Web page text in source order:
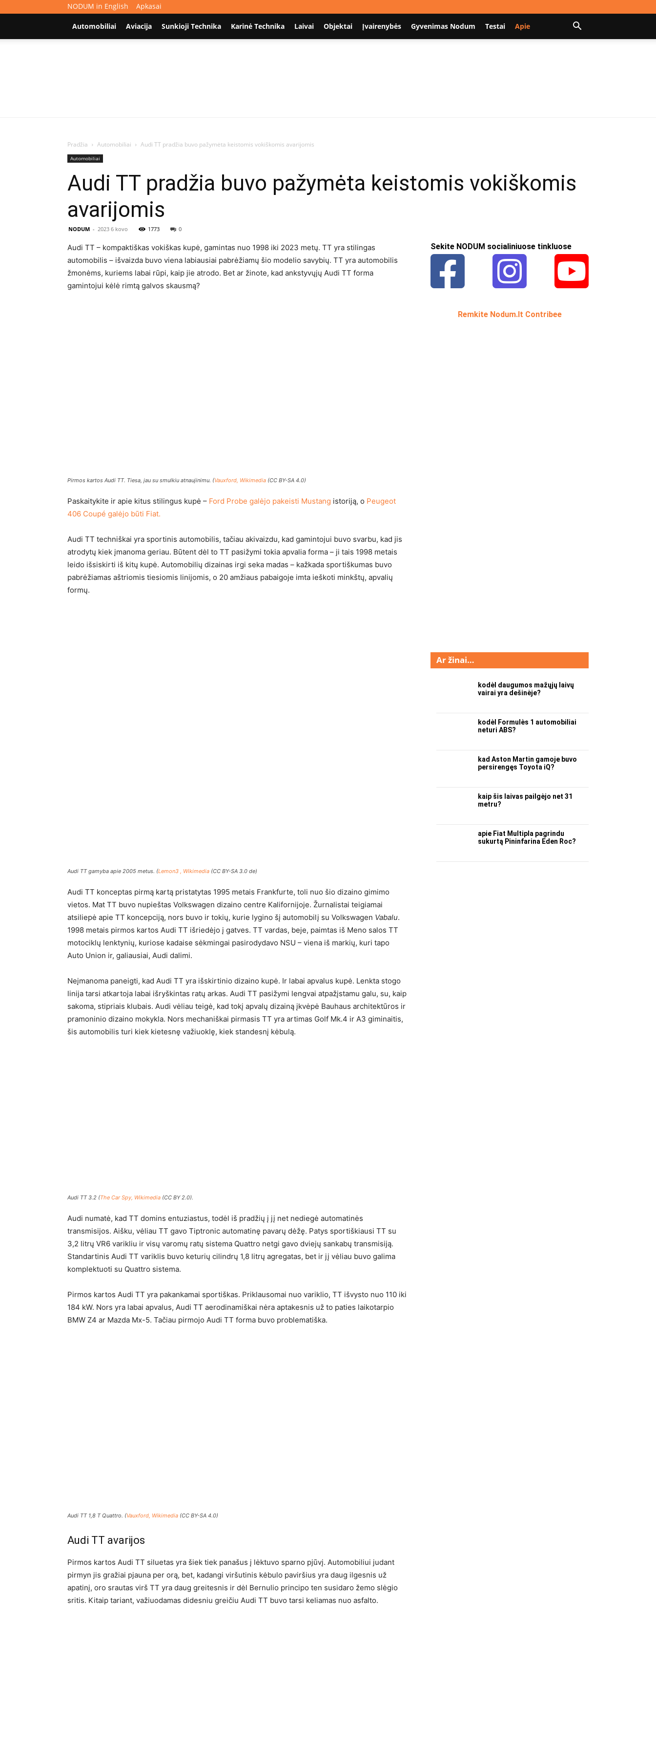
NODUM in English Apkasai
Automobiliai Aviacija Sunkioji Technika Karinė Technika Laivai Objektai Įvairenybės Gyvenimas Nodum Testai Apie
Pradžia Automobiliai Audi TT pradžia buvo pažymėta keistomis vokiškomis avarijomis
Automobiliai
Audi TT pradžia buvo pažymėta keistomis vokiškomis
avarijomis
NODUM - 2023 6 kovo 1773 0
Audi TT – kompaktiškas vokiškas kupė, gamintas nuo 1998 iki 2023 metų. TT yra stilingas
automobilis – išvaizda buvo viena labiausiai pabrėžiamų šio modelio savybių. TT yra automobilis
žmonėms, kuriems labai rūpi, kaip jie atrodo. Bet ar žinote, kad ankstyvųjų Audi TT forma
gamintojui kėlė rimtą galvos skausmą?
Pirmos kartos Audi TT. Tiesa, jau su smulkiu atnaujinimu. (Vauxford, Wikimedia (CC BY-SA 4.0)
Paskaitykite ir apie kitus stilingus kupė – Ford Probe galėjo pakeisti Mustang istoriją, o Peugeot
406 Coupé galėjo būti Fiat.
Audi TT techniškai yra sportinis automobilis, tačiau akivaizdu, kad gamintojui buvo svarbu, kad jis
atrodytų kiek įmanoma geriau. Būtent dėl to TT pasižymi tokia apvalia forma – ji tais 1998 metais
leido išsiskirti iš kitų kupė. Automobilių dizainas irgi seka madas – kažkada sportiškumas buvo
pabrėžiamas aštriomis tiesiomis linijomis, o 20 amžiaus pabaigoje imta ieškoti minkštų, apvalių
formų.
Audi TT gamyba apie 2005 metus. (Lemon3 , Wikimedia (CC BY-SA 3.0 de)
Audi TT konceptas pirmą kartą pristatytas 1995 metais Frankfurte, toli nuo šio dizaino gimimo
vietos. Mat TT buvo nupieštas Volkswagen dizaino centre Kalifornijoje. Žurnalistai teigiamai
atsiliepė apie TT koncepciją, nors buvo ir tokių, kurie lygino šį automobilį su Volkswagen Vabalu.
1998 metais pirmos kartos Audi TT išriedėjo į gatves. TT vardas, beje, paimtas iš Meno salos TT
motociklų lenktynių, kuriose kadaise sėkmingai pasirodydavo NSU – viena iš markių, kuri tapo
Auto Union ir, galiausiai, Audi dalimi.
Neįmanoma paneigti, kad Audi TT yra išskirtinio dizaino kupė. Ir labai apvalus kupė. Lenkta stogo
linija tarsi atkartoja labai išryškintas ratų arkas. Audi TT pasižymi lengvai atpažįstamu galu, su, kaip
sakoma, stipriais klubais. Audi vėliau teigė, kad tokį apvalų dizainą įkvėpė Bauhaus architektūros ir
pramoninio dizaino mokykla. Nors mechaniškai pirmasis TT yra artimas Golf Mk.4 ir A3 giminaitis,
šis automobilis turi kiek kietesnę važiuoklę, kiek standesnį kėbulą.
Audi TT 3.2 (The Car Spy, Wikimedia (CC BY 2.0).
Audi numatė, kad TT domins entuziastus, todėl iš pradžių į jį net nediegė automatinės
transmisijos. Aišku, vėliau TT gavo Tiptronic automatinę pavarų dėžę. Patys sportiškiausi TT su
3,2 litrų VR6 varikliu ir visų varomų ratų sistema Quattro netgi gavo dviejų sankabų transmisiją.
Standartinis Audi TT variklis buvo keturių cilindrų 1,8 litrų agregatas, bet ir jį vėliau buvo galima
komplektuoti su Quattro sistema.
Pirmos kartos Audi TT yra pakankamai sportiškas. Priklausomai nuo variklio, TT išvysto nuo 110 iki
184 kW. Nors yra labai apvalus, Audi TT aerodinamiškai nėra aptakesnis už to paties laikotarpio
BMW Z4 ar Mazda Mx-5. Tačiau pirmojo Audi TT forma buvo problematiška.
Audi TT 1,8 T Quattro. (Vauxford, Wikimedia (CC BY-SA 4.0)
Audi TT avarijos
Pirmos kartos Audi TT siluetas yra šiek tiek panašus į lėktuvo sparno pjūvį. Automobiliui judant
pirmyn jis gražiai pjauna per orą, bet, kadangi viršutinis kėbulo paviršius yra daug ilgesnis už
apatinį, oro srautas virš TT yra daug greitesnis ir dėl Bernulio principo ten susidaro žemo slėgio
sritis. Kitaip tariant, važiuodamas didesniu greičiu Audi TT buvo tarsi keliamas nuo asfalto.
Sekite NODUM socialiniuose tinkluose
Remkite Nodum.lt Contribee
Ar žinai…
kodėl daugumos mažųjų laivų
vairai yra dešinėje?
kodėl Formulės 1 automobiliai
neturi ABS?
kad Aston Martin gamoje buvo
persirengęs Toyota iQ?
kaip šis laivas pailgėjo net 31
metru?
apie Fiat Multipla pagrindu
sukurtą Pininfarina Eden Roc?